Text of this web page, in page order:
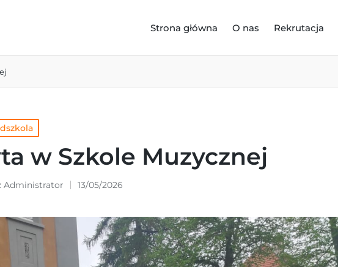
Strona główna O nas Rekrutacja
w Szkole Muzycznej
Administrator 13/05/2026